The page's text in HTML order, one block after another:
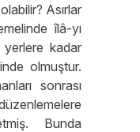
Asırlar
îlâ-yı
yerlere kadar
olmuştur.
sonrası
Bunda